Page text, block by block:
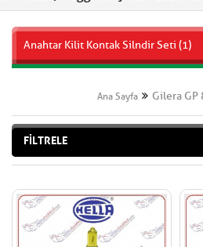
Anahtar Kilit Kontak Silndir Seti (1)
Ana Sayfa Gilera
FİLTRELE